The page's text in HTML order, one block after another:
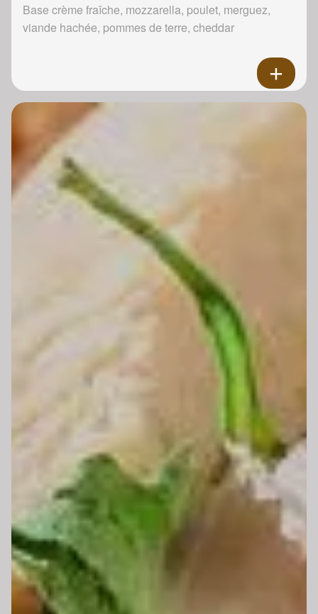
Base crème fraîche, mozzarella, poulet, merguez,
viande hachée, pommes de terre, cheddar